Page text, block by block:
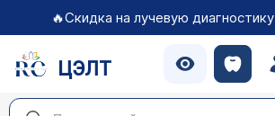
🔥Скидка на лучевую диагностику
ЦЭЛТ